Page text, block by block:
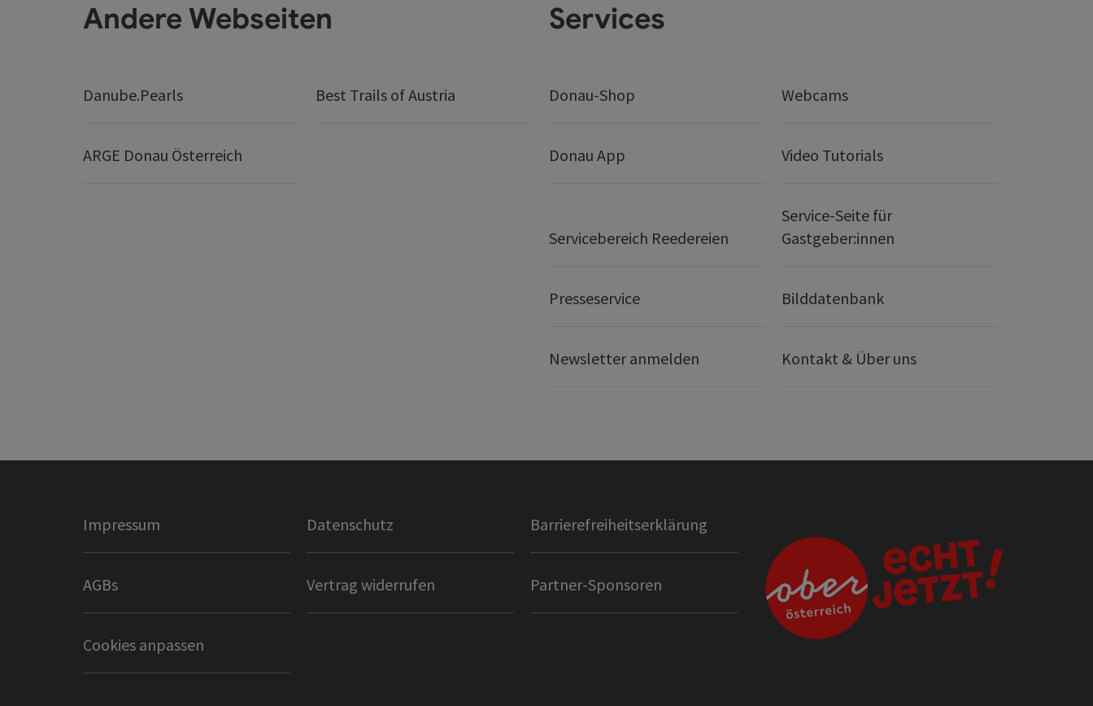
Andere Webseiten
Danube.Pearls Best Trails of Austria
ARGE Donau Österreich
Services
Donau-Shop Webcams
Donau App Video Tutorials
Servicebereich Reedereien
Service-Seite für
Gastgeber:innen
Presseservice Bilddatenbank
Newsletter anmelden Kontakt & Über uns
Impressum Datenschutz Barrierefreiheitserklärung
AGBs Vertrag widerrufen Partner-Sponsoren
Cookies anpassen